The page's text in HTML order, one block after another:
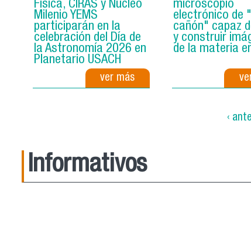
Física, CIRAS y Núcleo
Milenio YEMS
participarán en la
celebración del Día de
la Astronomía 2026 en
Planetario USACH
ver más
microscopio
electrónico de
cañón" capaz
y construir
de la materia
‹
Informativos